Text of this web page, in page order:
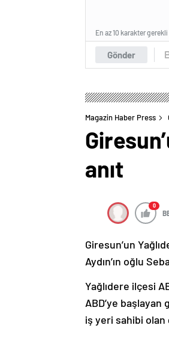
Gönder
En az 10 karakter gerekli
Magazin Haber Press
anıt
0
Giresun’un
Aydın’ın oğlu
Yağlıdere ilçesi
ABD’ye
iş yeri sahibi